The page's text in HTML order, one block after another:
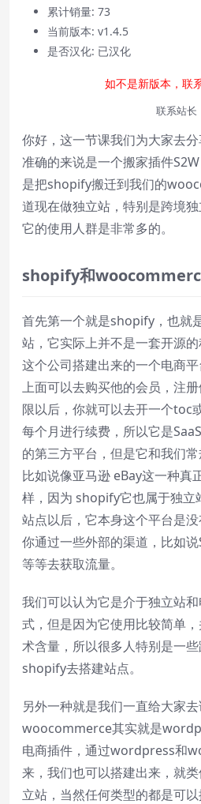
Video Player is loading.
Video
Play
Current Time 0:00
/
Duration0:00
Loaded:0%
Stream TypeLIVE
Seek to live, currently behind live
1x
Chapters
Chapters
Descriptions
descriptions off
,
Subtitles
subtitles settings, opens
settings dialog
subtitles off , selected
Audio Track
Picture-in-Picture
Beginning of dialog window.
cancel and close the
Text
Color
Background
Color
Window
累计销量: 73
当前版本: v1.4.5
是否汉化: 已汉化
如不是新版本，联
联系站长
你好，这一节课我们为大家去
准确的来说是一个搬家插件
是把shopify搬迁到我们的
道现在做独立站，特别是跨境
它的使用人群是非常多的。
shopify和
首先第一个就是shopify，也就
站，它实际上并不是一套开源
这个公司搭建出来的一个电商
上面可以去购买他的会员，注
限以后，你就可以去开一个toc
每个月进行续费，所以它是
的第三方平台，但是它和我们
比如说像亚马逊 eBay这一种真
样，因为 shopify它也属于独立
站点以后，它本身这个平台是
你通过一些外部的渠道，比如
等等去获取流量。
我们可以认为它是介于独立站
式，但是因为它使用比较简单
术含量，所以很多人特别是一
shopify去搭建站点。
另外一种就是我们一直给大家
woocommerce其实就是
电商插件，通过wordpress和
来，我们也可以搭建出来，就
立站，当然任何类型的都是可